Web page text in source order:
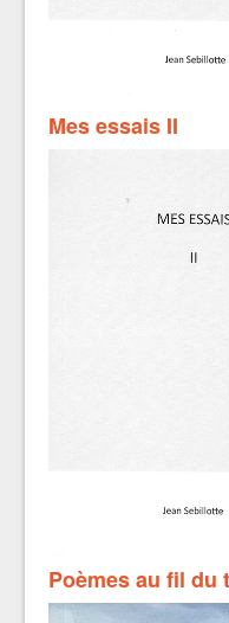
Mes essais II
Poèmes au fil du